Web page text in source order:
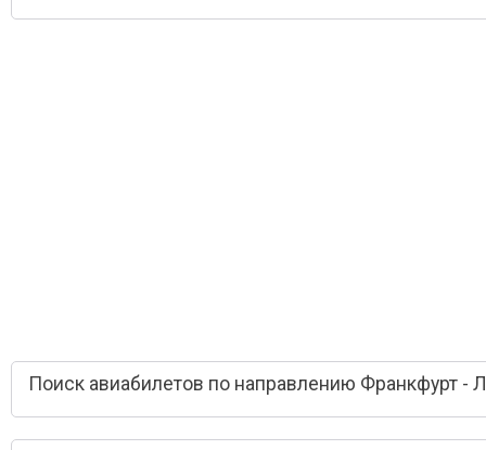
Поиск авиабилетов по направлению Франкфурт -